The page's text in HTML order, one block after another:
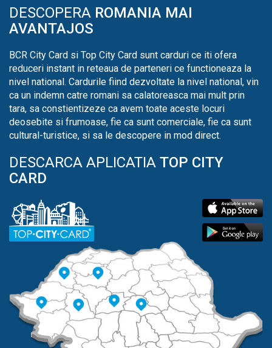
DESCOPERA ROMANIA MAI
AVANTAJOS
BCR City Card si Top City Card sunt carduri ce iti ofera
reduceri instant in reteaua de parteneri ce functioneaza la
nivel national. Cardurile fiind dezvoltate la nivel national, vin
ca un indemn catre romani sa calatoreasca mai mult prin
tara, sa constientizeze ca avem toate aceste locuri
deosebite si frumoase, fie ca sunt comerciale, fie ca sunt
cultural-turistice, si sa le descopere in mod direct.
DESCARCA APLICATIA TOP CITY
CARD